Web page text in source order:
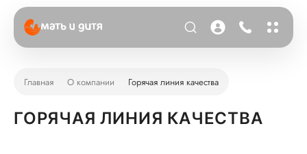
Главная О компании Горячая линия качества
ГОРЯЧАЯ ЛИНИЯ КАЧЕСТВА